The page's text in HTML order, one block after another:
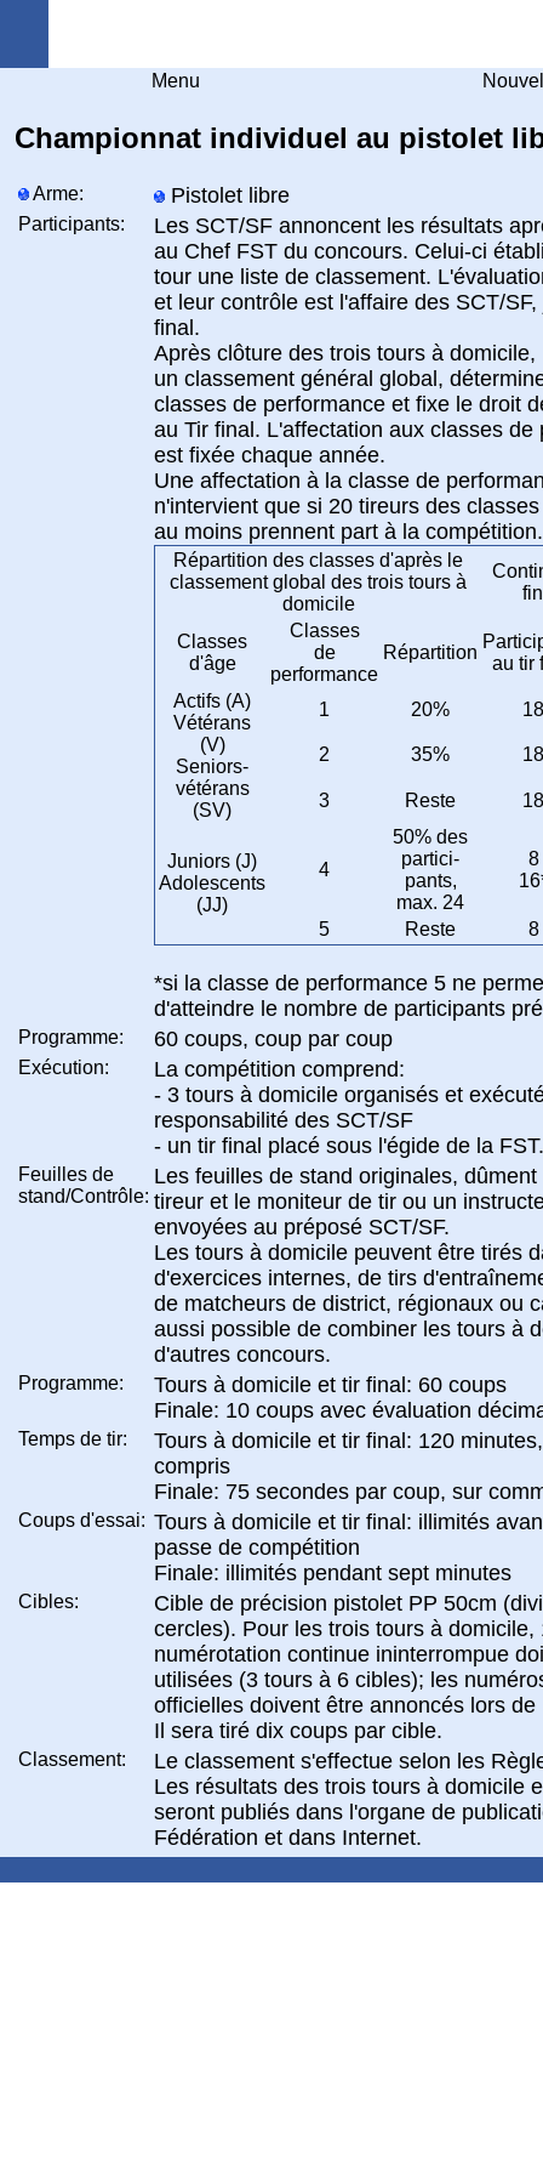
Menu
Championnat individuel au pistolet
Arme: Pistolet libre
Participants:
Les SCT/SF annoncent les résultats
au Chef FST du concours. Celui-ci
tour une liste de classement.
et leur contrôle est l'affaire des SCT/SF,
final.
Après clôture des trois tours à domicile,
un classement général global,
classes de performance et fixe le droit
au Tir final. L'affectation aux classes de
est fixée chaque année.
Une affectation à la classe de
n'intervient que si 20 tireurs des
au moins prennent part à la compétition.
Répartition des classes d'après le
classement global des trois tours à
domicile
Classes
d'âge
Classes
de
performance
Répartition
au tir
Actifs (A)
Vétérans
(V)
Seniors-
vétérans
(SV)
1 20% 18
2 35% 18
3 Reste 18
Juniors (J)
Adolescents
(JJ)
4
50% des
partici-
pants,
max. 24
8
5 Reste 8
*si la classe de performance 5 ne
d'atteindre le nombre de participants
Programme: 60 coups, coup par coup
Exécution:
La compétition comprend:
- 3 tours à domicile organisés et
responsabilité des SCT/SF
- un tir final placé sous l'égide de la FST.
Feuilles de
stand/Contrôle:
Les feuilles de stand originales,
tireur et le moniteur de tir ou un
envoyées au préposé SCT/SF.
Les tours à domicile peuvent être tirés
d'exercices internes, de tirs
de matcheurs de district, régionaux ou
aussi possible de combiner les tours à
d'autres concours.
Programme:
Tours à domicile et tir final: 60 coups
Finale: 10 coups avec évaluation
Temps de tir:
Tours à domicile et tir final: 120
compris
Finale: 75 secondes par coup, sur
Coups d'essai: Tours à domicile et tir final: illimités
passe de compétition
Finale: illimités pendant sept minutes
Cibles:
Cible de précision pistolet PP 50cm
cercles). Pour les trois tours à domicile,
numérotation continue ininterrompue
utilisées (3 tours à 6 cibles); les
officielles doivent être annoncés lors de
Il sera tiré dix coups par cible.
Classement:
Le classement s'effectue selon les
Les résultats des trois tours à domicile
seront publiés dans l'organe de
Fédération et dans Internet.